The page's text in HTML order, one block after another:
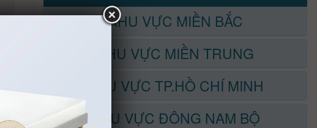
KHU VỰC MIỀN BẮC
KHU VỰC MIỀN TRUNG
KHU VỰC TP.HỒ CHÍ MINH
KHU VỰC ĐÔNG NAM BỘ